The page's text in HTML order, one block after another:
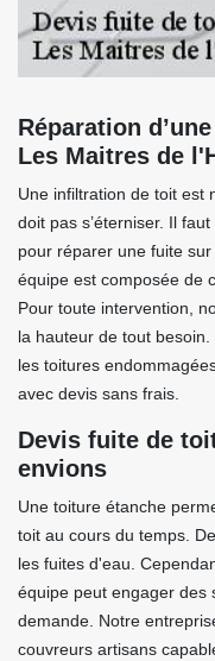
Réparation
Les Maitres de
Une infiltration de toit est
doit pas s’éterniser. Il
pour réparer une fuite
équipe est composée de
Pour toute intervention,
la hauteur de tout
les toitures
avec devis sans frais.
Devis fuite de
envions
Une toiture étanche
toit au cours du temps.
les fuites d'eau.
équipe peut engager des
demande. Notre
couvreurs artisans